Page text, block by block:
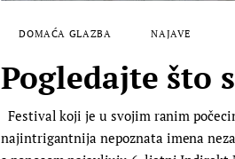
DOMAĆA GLAZBA NAJAVE
Pogledajte što
Festival koji je u svojim ranim
najintrigantnija nepoznata imena